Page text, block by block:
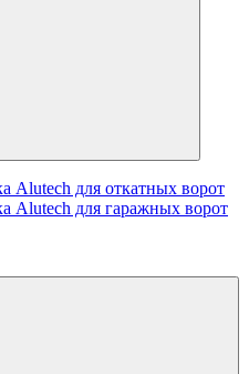
Alutech для откатных ворот
Alutech для гаражных ворот